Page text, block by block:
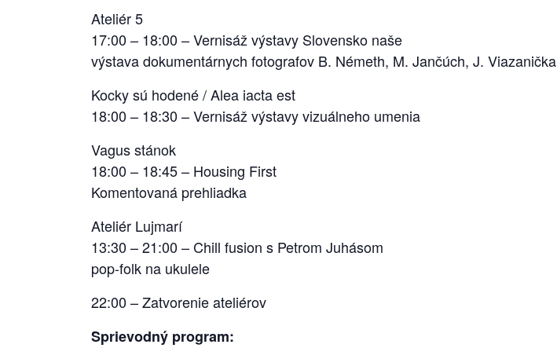
Ateliér 5
17:00 – 18:00 – Vernisáž výstavy Slovensko naše
výstava dokumentárnych fotografov B. Németh, M. Jančúch, J. Viazanička
Kocky sú hodené / Alea iacta est
18:00 – 18:30 – Vernisáž výstavy vizuálneho umenia
Vagus stánok
18:00 – 18:45 – Housing First
Komentovaná prehliadka
Ateliér Lujmarí
13:30 – 21:00 – Chill fusion s Petrom Juhásom
pop-folk na ukulele
22:00 – Zatvorenie ateliérov
Sprievodný program: